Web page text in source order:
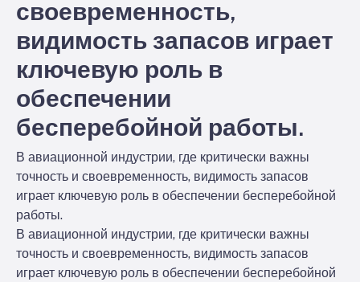
своевременность,
видимость запасов играет
ключевую роль в
обеспечении
бесперебойной работы.
В авиационной индустрии, где критически важны
точность и своевременность, видимость запасов
играет ключевую роль в обеспечении бесперебойной
работы.
В авиационной индустрии, где критически важны
точность и своевременность, видимость запасов
играет ключевую роль в обеспечении бесперебойной